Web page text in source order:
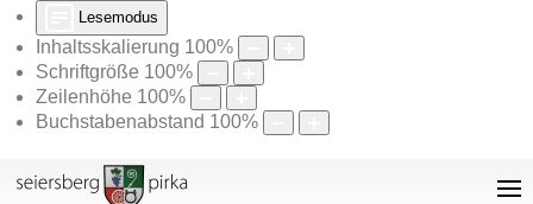
Lesemodus
Inhaltsskalierung 100%
Schriftgröße 100%
Zeilenhöhe 100%
Buchstabenabstand 100%